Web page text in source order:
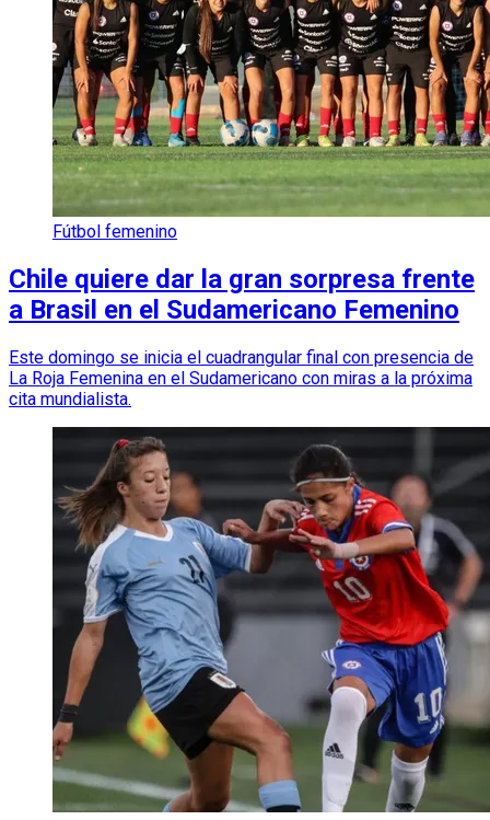
Fútbol femenino
Chile quiere dar la gran sorpresa frente
a Brasil en el Sudamericano Femenino
Este domingo se inicia el cuadrangular final con presencia de
La Roja Femenina en el Sudamericano con miras a la próxima
cita mundialista.